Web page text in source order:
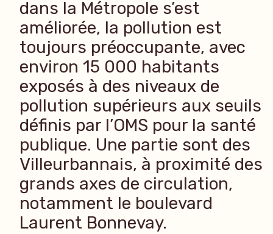
dans la Métropole s’est
améliorée, la pollution est
toujours préoccupante, avec
environ 15 000 habitants
exposés à des niveaux de
pollution supérieurs aux seuils
définis par l’OMS pour la santé
publique. Une partie sont des
Villeurbannais, à proximité des
grands axes de circulation,
notamment le boulevard
Laurent Bonnevay.